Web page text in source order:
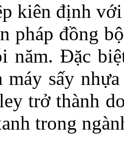
kiên định
pháp đồng
năm. Đặc
sấy
trở thành
trong